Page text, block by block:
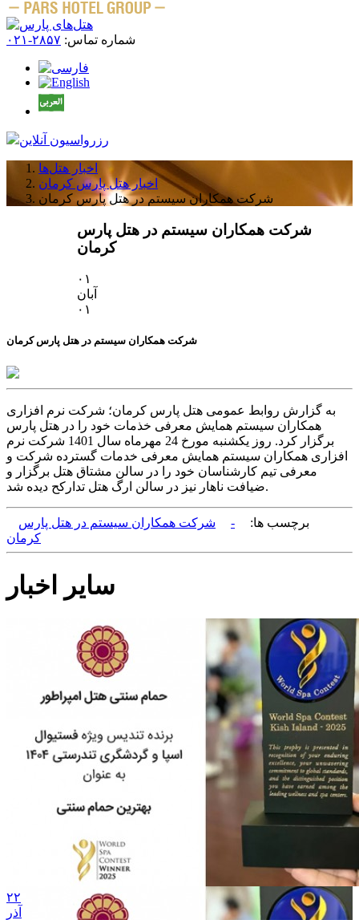
شماره تماس: ۲۸۵۷-۰۲۱
رزرواسیون آنلاین
اخبار هتل‌ها
اخبار هتل پارس کرمان
شرکت همکاران سیستم در هتل پارس کرمان
شرکت همکاران سیستم در هتل پارس
کرمان
۰۱
آبان
۰۱
شرکت همکاران سیستم در هتل پارس کرمان
به گزارش روابط عمومی هتل پارس کرمان؛ شرکت نرم افزاری
همکاران سیستم همایش معرفی خذمات خود را در هتل پارس
برگزار کرد. روز یکشنبه مورخ 24 مهرماه سال 1401 شرکت نرم
افزاری همکاران سیستم همایش معرفی خدمات گسترده شرکت و
معرفی تیم کارشناسان خود را در سالن مشتاق هتل برگزار و
ضیافت ناهار نیز در سالن ارگ هتل تدارکح دیده شد.
برچسب ها: -
شرکت همکاران سیستم در هتل پارس
کرمان
سایر اخبار
۲۲
آذر